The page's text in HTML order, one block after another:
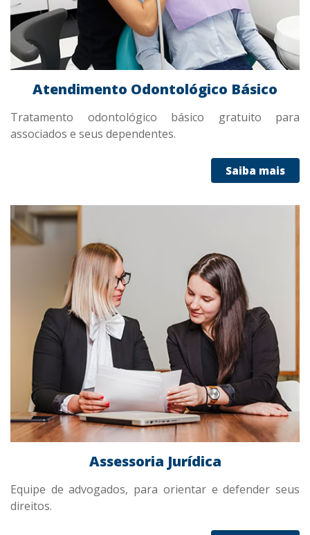
Atendimento Odontológico Básico
Tratamento odontológico básico gratuito para
associados e seus dependentes.
Saiba mais
Assessoria Jurídica
Equipe de advogados, para orientar e defender seus
direitos.